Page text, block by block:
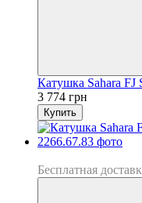
Катушка Sahara
3 774 грн
Купить
Бесплатная